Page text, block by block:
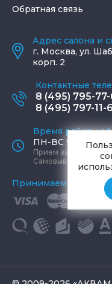
Обратная связь
Адрес салона и
г. Москва, ул.
корп. 2
Контактные
8 (495) 795-
8 (495) 797-11-
Время работы
ПН-ВС 9:00 -
Прием заказов
Самовывоз ПН-СБ 9-
Принимаем к оплате